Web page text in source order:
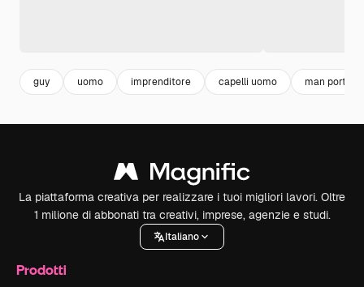
guy uomo imprenditore capelli uomo man portrait
La piattaforma creativa per realizzare i tuoi migliori lavori. Oltre
1 milione di abbonati tra creativi, imprese, agenzie e studi.
Italiano
Prodotti